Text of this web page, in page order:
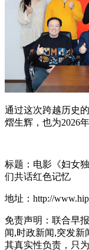
通过这次跨越历史
熠生辉，也为2026
标题：电影《妇女
们共话红色记忆
地址：http://
免责声明：联合早
闻,时政新闻,突发新
其真实性负责，只